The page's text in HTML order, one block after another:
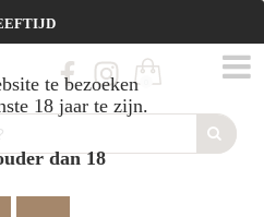
te bezoeken
18 jaar te zijn.
dan 18